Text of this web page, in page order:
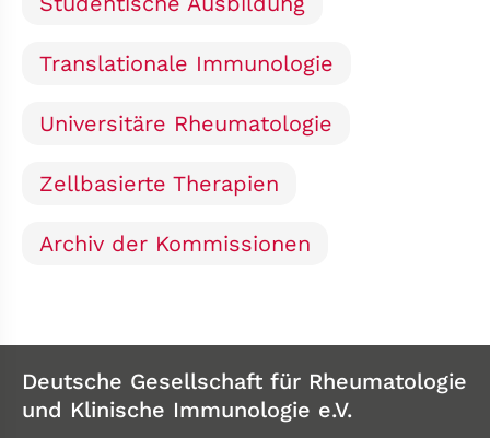
Translationale Immunologie
Universitäre Rheumatologie
Zellbasierte Therapien
Archiv der Kommissionen
Deutsche Gesellschaft für Rheumatologie
und Klinische Immunologie e.V.